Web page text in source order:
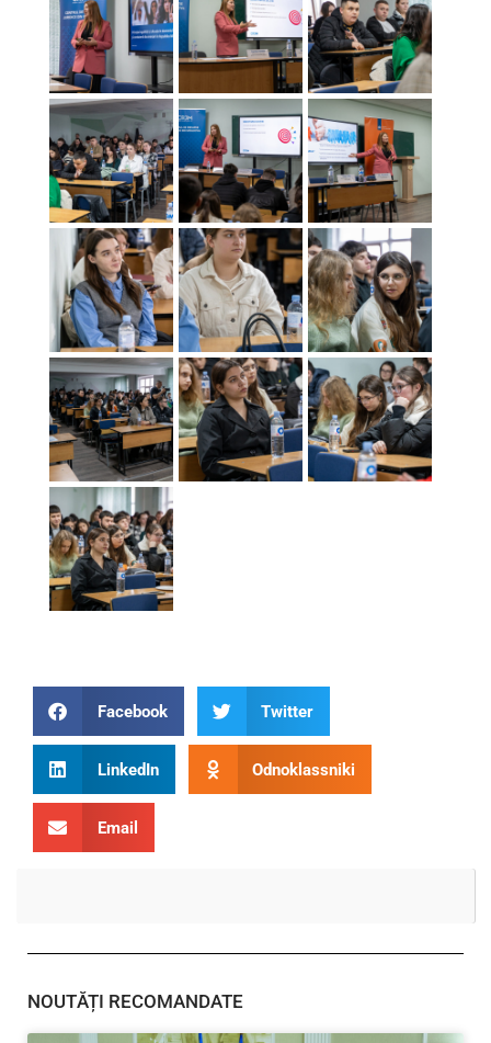
Facebook Twitter
LinkedIn Odnoklassniki
Email
NOUTĂȚI RECOMANDATE